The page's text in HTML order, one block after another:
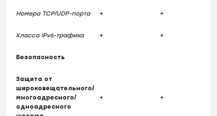
Номера TCP/UDP-порта + +
Класса IPv6-трафика + +
Безопасность
Защита от
широковещательного/
многоадресного/
одноадресного
+ +